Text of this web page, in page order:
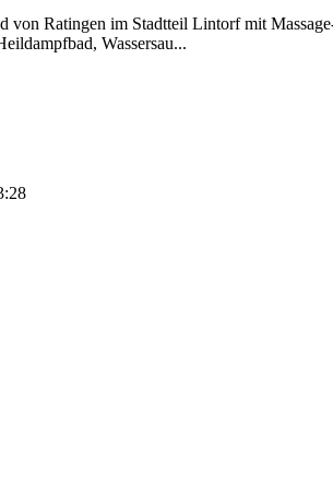
von Ratingen im Stadtteil Lintorf mit
Wassersau...